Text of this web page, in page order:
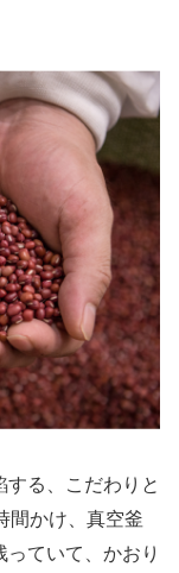
る、こだわりと
間かけ、真空釜
ていて、かおり